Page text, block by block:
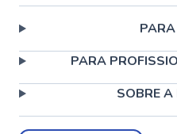
PARA
SOBRE A